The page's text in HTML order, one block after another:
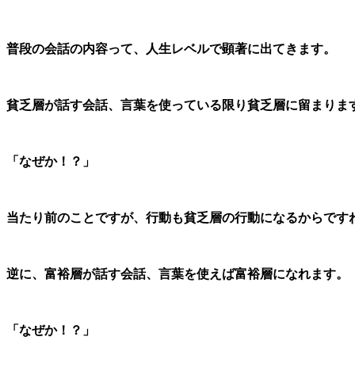
普段の会話の内容って、人生レベルで顕著に出てきます。
貧乏層が話す会話、言葉を使っている限り貧乏層に留まりま
「なぜか！？」
当たり前のことですが、行動も貧乏層の行動になるからです
逆に、富裕層が話す会話、言葉を使えば富裕層になれます。
「なぜか！？」